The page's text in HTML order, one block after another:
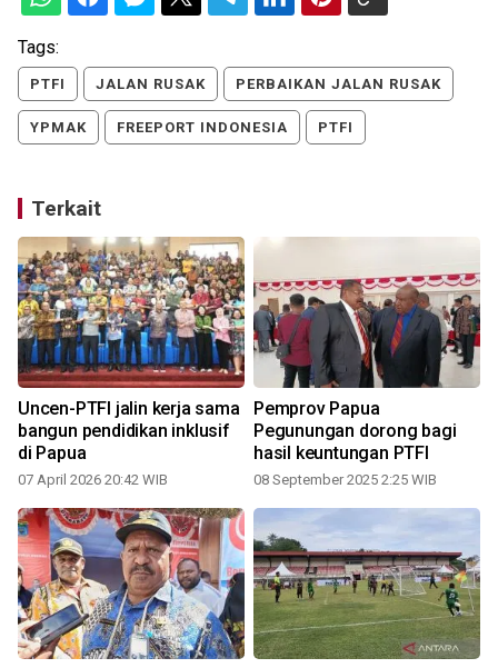
Tags:
PTFI JALAN RUSAK PERBAIKAN JALAN RUSAK
YPMAK FREEPORT INDONESIA PTFI
Terkait
Uncen-PTFI jalin kerja sama
bangun pendidikan inklusif
di Papua
07 April 2026 20:42 WIB
Pemprov Papua
Pegunungan dorong bagi
hasil keuntungan PTFI
08 September 2025 2:25 WIB